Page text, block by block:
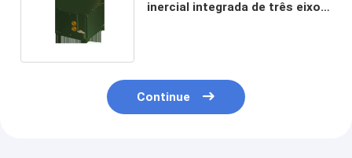
inercial integrada de três eixos
Continue